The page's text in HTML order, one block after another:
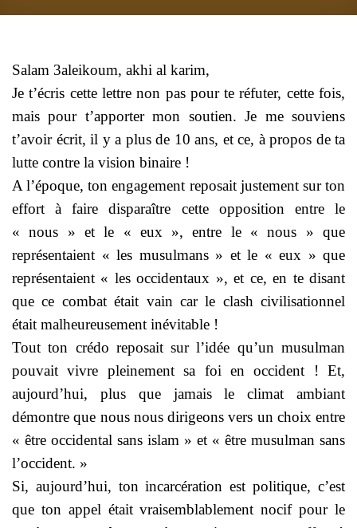
Salam 3aleikoum, akhi al karim,
Je t’écris cette lettre non pas pour te réfuter, cette fois,
mais pour t’apporter mon soutien. Je me souviens
t’avoir écrit, il y a plus de 10 ans, et ce, à propos de ta
lutte contre la vision binaire !
A l’époque, ton engagement reposait justement sur ton
effort à faire disparaître cette opposition entre le
« nous » et le « eux », entre le « nous » que
représentaient « les musulmans » et le « eux » que
représentaient « les occidentaux », et ce, en te disant
que ce combat était vain car le clash civilisationnel
était malheureusement inévitable !
Tout ton crédo reposait sur l’idée qu’un musulman
pouvait vivre pleinement sa foi en occident ! Et,
aujourd’hui, plus que jamais le climat ambiant
démontre que nous nous dirigeons vers un choix entre
« être occidental sans islam » et « être musulman sans
l’occident. »
Si, aujourd’hui, ton incarcération est politique, c’est
que ton appel était vraisemblablement nocif pour le